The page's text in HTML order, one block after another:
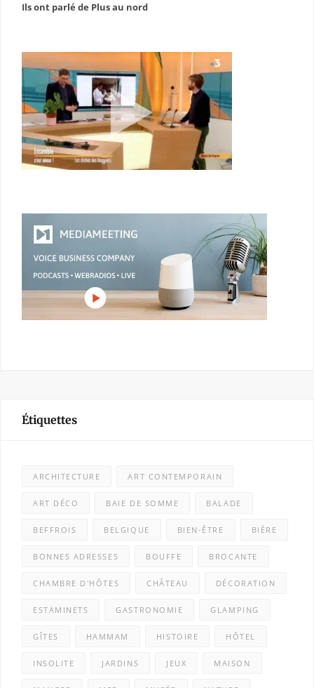
Ils ont parlé de Plus au nord
Étiquettes
ARCHITECTURE ART CONTEMPORAIN
ART DÉCO BAIE DE SOMME BALADE
BEFFROIS BELGIQUE BIEN-ÊTRE BIÈRE
BONNES ADRESSES BOUFFE BROCANTE
CHAMBRE D'HÔTES CHÂTEAU DÉCORATION
ESTAMINETS GASTRONOMIE GLAMPING
GÎTES HAMMAM HISTOIRE HÔTEL
INSOLITE JARDINS JEUX MAISON